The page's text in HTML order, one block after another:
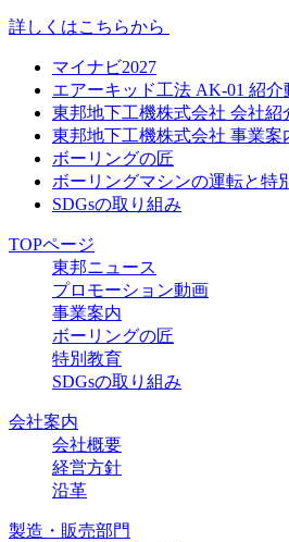
詳しくはこちらから
マイナビ2027
エアーキッド工法 AK-01 紹介
東邦地下工機株式会社 会社紹
東邦地下工機株式会社 事業案
ボーリングの匠
ボーリングマシンの運転と特
SDGsの取り組み
TOPページ
東邦ニュース
プロモーション動画
事業案内
ボーリングの匠
特別教育
SDGsの取り組み
会社案内
会社概要
経営方針
沿革
製造・販売部門